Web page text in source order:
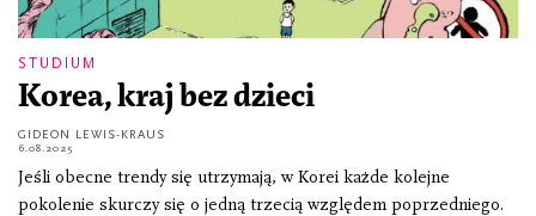
STUDIUM
Korea, kraj bez dzieci
GIDEON LEWIS-KRAUS
6.08.2025
Jeśli obecne trendy się utrzymają, w Korei każde kolejne
pokolenie skurczy się o jedną trzecią względem poprzedniego.